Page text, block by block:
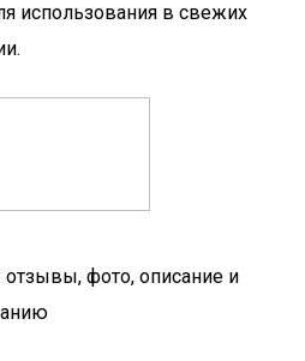
использования в свежих
фото, описание и